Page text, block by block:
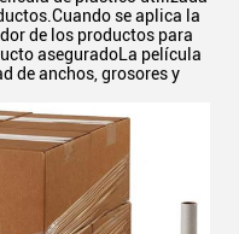
se aplica la
de los productos para
aseguradoLa película
de anchos, grosores y